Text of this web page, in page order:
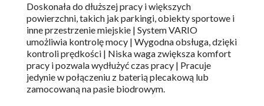
Doskonała do dłuższej pracy i większych
powierzchni, takich jak parkingi, obiekty sportowe i
inne przestrzenie miejskie | System VARIO
umożliwia kontrolę mocy | Wygodna obsługa, dzięki
kontroli prędkości | Niska waga zwiększa komfort
pracy i pozwala wydłużyć czas pracy | Pracuje
jedynie w połączeniu z baterią plecakową lub
zamocowaną na pasie biodrowym.